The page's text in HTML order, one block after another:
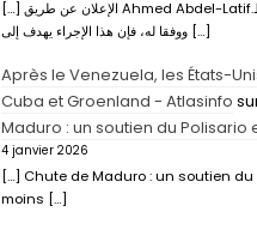
[…] الإعلان عن طريق Ahmed Abdel-Latifسفير مصر بالرباط.
ووفقا له، فإن هذا الإجراء يهدف إلى […]
Après le Venezuela, les États-
Cuba et Groenland - Atlasinfo
Maduro : un soutien du Polisario
4 janvier 2026
[…] Chute de Maduro : un soutien du
moins […]